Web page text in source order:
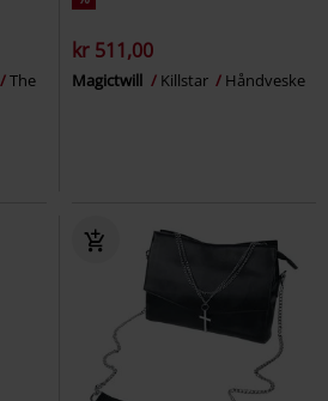
The
kr 511,00
Magictwill Killstar Håndveske